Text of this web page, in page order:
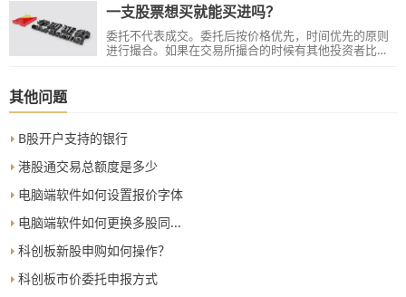
一支股票想买就能买进吗？
委托不代表成交。委托后按价格优先，时间优先的原则
进行撮合。如果在交易所撮合的时候有其他投资者比您
入委托的价格高于12.5元，则会以12.5元成交，但若此时
托挂单的时间更早，就会先成交这部分投资者的委托。
能导致委托没有成交。
其他问题
B股开户支持的银行
港股通交易总额度是多少
电脑端软件如何设置报价字体
电脑端软件如何更换多股同...
科创板新股申购如何操作？
科创板市价委托申报方式